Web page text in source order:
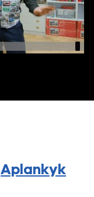
Aplankyk